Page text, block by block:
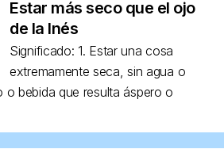
Estar más seco que el ojo
de la Inés
Significado: 1. Estar una cosa
extremamente seca, sin agua o
o bebida que resulta áspero o